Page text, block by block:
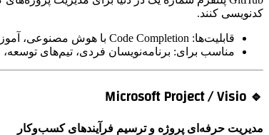
کدنویسی کنند.
قابلیت‌ها: Code Completion با هوش مصنوعی، آموزش ماشین، بررسی Pull Request، مدیریت پروژه‌های Agile
مناسب برای: برنامه‌نویسان فردی، تیم‌های
🔹 Microsoft Project / Visio
مدیریت حرفه‌ای پروژه و ترسیم فرآیندهای کسب‌وکار